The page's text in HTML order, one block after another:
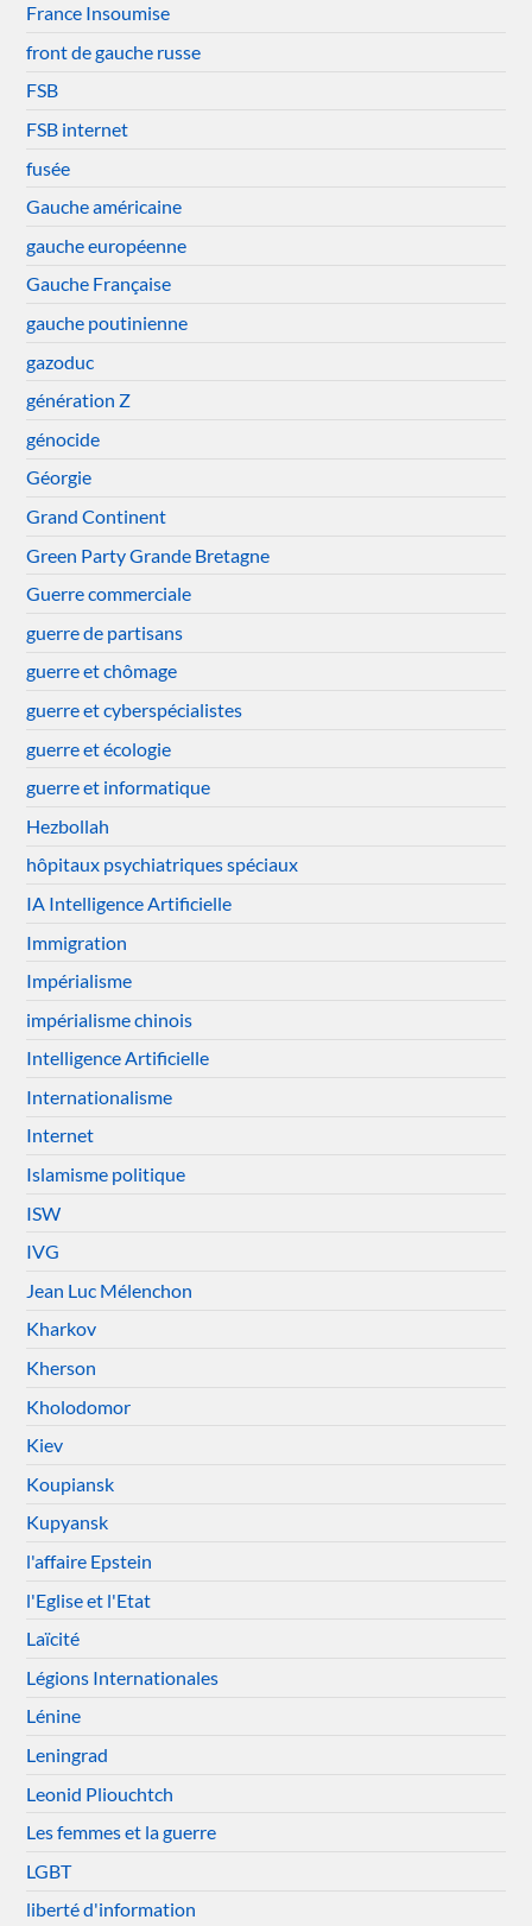
France Insoumise
front de gauche russe
FSB
FSB internet
fusée
Gauche américaine
gauche européenne
Gauche Française
gauche poutinienne
gazoduc
génération Z
génocide
Géorgie
Grand Continent
Green Party Grande Bretagne
Guerre commerciale
guerre de partisans
guerre et chômage
guerre et cyberspécialistes
guerre et écologie
guerre et informatique
Hezbollah
hôpitaux psychiatriques spéciaux
IA Intelligence Artificielle
Immigration
Impérialisme
impérialisme chinois
Intelligence Artificielle
Internationalisme
Internet
Islamisme politique
ISW
IVG
Jean Luc Mélenchon
Kharkov
Kherson
Kholodomor
Kiev
Koupiansk
Kupyansk
l'affaire Epstein
l'Eglise et l'Etat
Laïcité
Légions Internationales
Lénine
Leningrad
Leonid Pliouchtch
Les femmes et la guerre
LGBT
liberté d'information